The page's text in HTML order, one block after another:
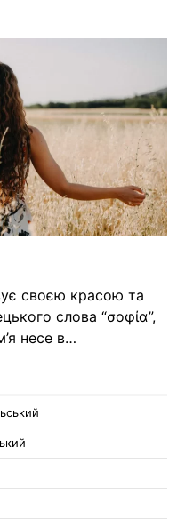
своєю красою та
слова “σοφία”,
несе в…